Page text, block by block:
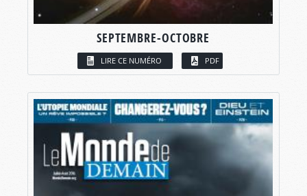
SEPTEMBRE-OCTOBRE
LIRE CE NUMÉRO PDF